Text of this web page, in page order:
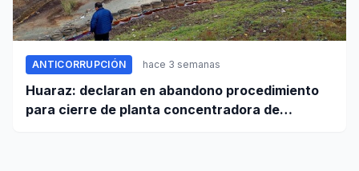
ANTICORRUPCIÓN hace 3 semanas
Huaraz: declaran en abandono procedimiento
para cierre de planta concentradora de